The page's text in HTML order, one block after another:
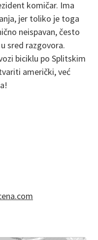
komičar. Ima
jer toliko je toga
neispavan, često
sred razgovora.
biciklu po Splitskim
američki, već